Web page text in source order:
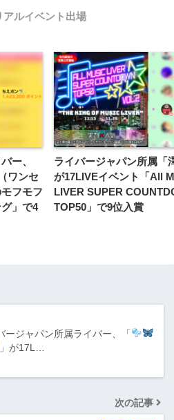
アルイベント出場
ー、
ワンセ
フモフ
」で4
ライバージャパン所属「
が17LIVEイベント「All
LIVER SUPER
TOP50」で9位入賞
ージャパン所属ライバー、「
」が17L…
次の記事